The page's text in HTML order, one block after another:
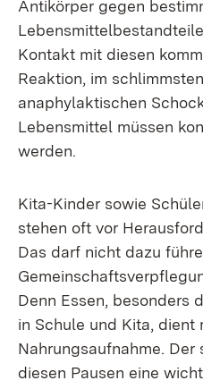
Antikörper gegen
Kontakt mit diesen
Reaktion, im
anaphylaktischen
Lebensmittel müssen
werden.
Kita-Kinder sowie
stehen oft vor
Das darf nicht dazu
Denn Essen, besonders
in Schule und Kita, dient
Nahrungsaufnahme.
diesen Pausen eine